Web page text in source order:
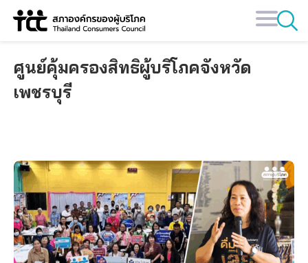
Skip
ศูนย์คุ้มครองสิทธิผู้บริโภคจังหวัด
เพชรบุรี